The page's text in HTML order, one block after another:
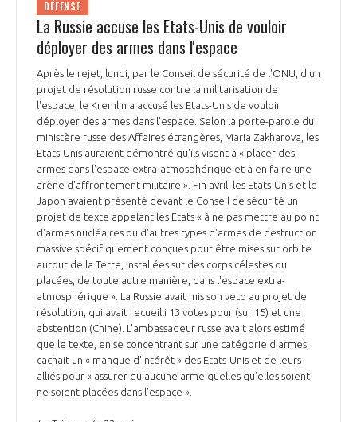
DÉFENSE
La Russie accuse les Etats-Unis de vouloir
déployer des armes dans l'espace
Après le rejet, lundi, par le Conseil de sécurité de l'ONU, d'un
projet de résolution russe contre la militarisation de
l'espace, le Kremlin a accusé les Etats-Unis de vouloir
déployer des armes dans l'espace. Selon la porte-parole du
ministère russe des Affaires étrangères, Maria Zakharova, les
Etats-Unis auraient démontré qu'ils visent à « placer des
armes dans l'espace extra-atmosphérique et à en faire une
arène d'affrontement militaire ». Fin avril, les Etats-Unis et le
Japon avaient présenté devant le Conseil de sécurité un
projet de texte appelant les Etats « à ne pas mettre au point
d'armes nucléaires ou d'autres types d'armes de destruction
massive spécifiquement conçues pour être mises sur orbite
autour de la Terre, installées sur des corps célestes ou
placées, de toute autre manière, dans l'espace extra-
atmosphérique ». La Russie avait mis son veto au projet de
résolution, qui avait recueilli 13 votes pour (sur 15) et une
abstention (Chine). L'ambassadeur russe avait alors estimé
que le texte, en se concentrant sur une catégorie d'armes,
cachait un « manque d'intérêt » des Etats-Unis et de leurs
alliés pour « assurer qu'aucune arme quelles qu'elles soient
ne soient placées dans l'espace ».